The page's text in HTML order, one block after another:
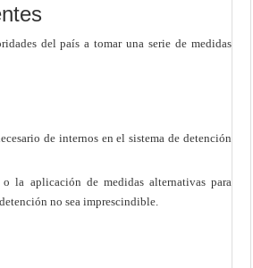
del país a tomar una serie de medidas
de internos en el sistema de detención
la aplicación de medidas alternativas para
no sea imprescindible.